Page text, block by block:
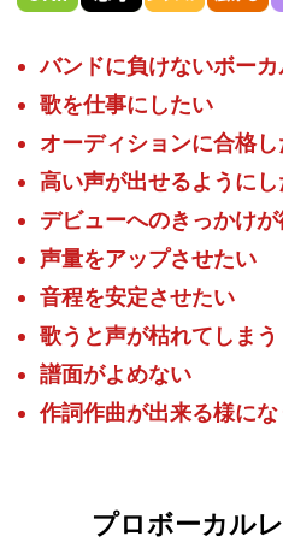
バンドに負けないボー
歌を仕事にしたい
オーディションに合格
高い声が出せるように
デビューへのきっかけ
声量をアップさせたい
音程を安定させたい
歌うと声が枯れてしまう
譜面がよめない
作詞作曲が出来る様に
プロボーカル